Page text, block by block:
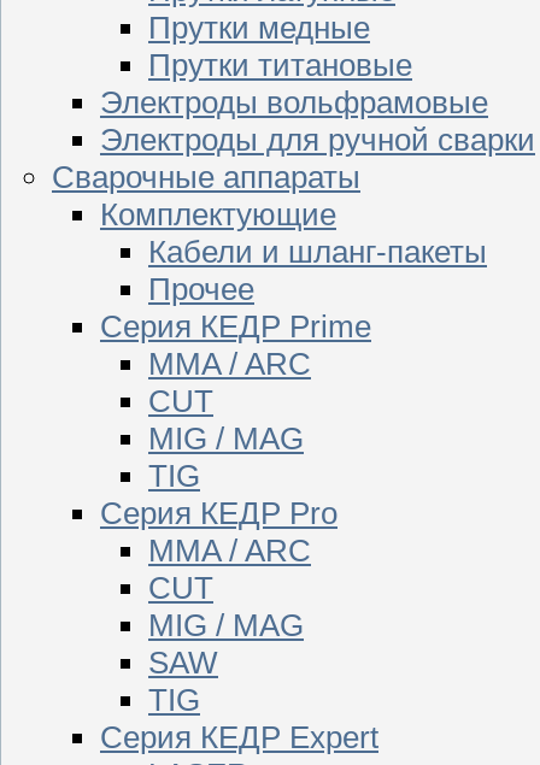
Прутки медные
Прутки титановые
Электроды вольфрамовые
Электроды для ручной сварки
Сварочные аппараты
Комплектующие
Кабели и шланг-пакеты
Прочее
Серия КЕДР Prime
MMA / ARC
CUT
MIG / MAG
TIG
Серия КЕДР Pro
MMA / ARC
CUT
MIG / MAG
SAW
TIG
Серия КЕДР Expert